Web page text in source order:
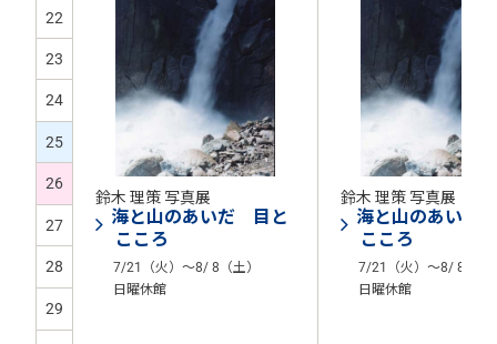
鈴木 理策 写真展
海と山のあいだ 目と
こころ
7/21（火）～8/ 8（土）
日曜休館
鈴木 理策 写真展
海と山のあいだ
こころ
7/21（火）～8/ 8（土
日曜休館
22
23
24
25
26
27
28
29